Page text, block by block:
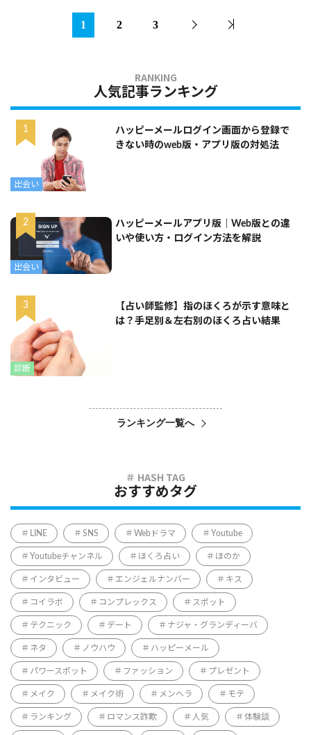
1 2 3
人気記事ランキング
出会い
ハッピーメールログイン画面から登録で
きない時のweb版・アプリ版の対処法
出会い
ハッピーメールアプリ版｜Web版との違
いや使い方・ログイン方法を解説
診断
【占い師監修】指のほくろが示す意味と
は？手足別＆左右別のほくろ占い結果
ランキング一覧へ
おすすめタグ
LINE SNS Webドラマ Youtube
Youtubeチャンネル ほくろ占い ほのか
インタビュー エンジェルナンバー キス
コイラボ コンプレックス スポット
テクニック デート ナジャ・グランディーバ
ネタ ノウハウ ハッピーメール
パワースポット ファッション プレゼント
メイク メイク術 メンヘラ モテ
ランキング ロマンス詐欺 人気 体験談